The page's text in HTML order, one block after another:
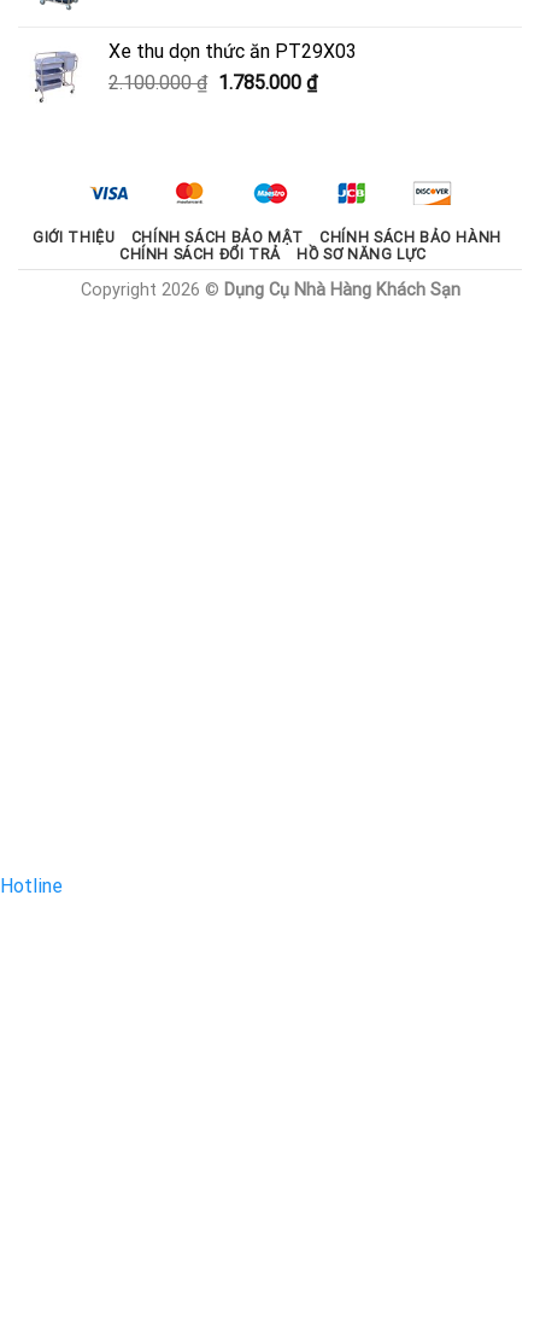
2.000.000 ₫.là:
1.800.000 ₫.
Xe thu dọn thức ăn PT29X03
2.100.000₫ Giá
1.785.000 ₫Giá
1.785.000 ₫.
GIỚI THIỆU CHÍNH SÁCH BẢO MẬT
CHÍNH SÁCH BẢO HÀNH
CHÍNH SÁCH ĐỔI TRẢ
HỒ SƠ NĂNG LỰC
Copyright 2026 © Dụng Cụ Nhà Hàng Khách Sạn
Hotline